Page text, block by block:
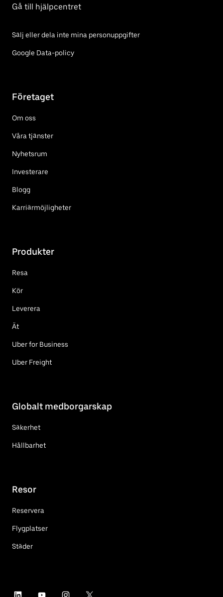
Gå till hjälpcentret
Sälj eller dela inte mina personuppgifter
Google Data-policy
Företaget
Om oss
Våra tjänster
Nyhetsrum
Investerare
Blogg
Karriärmöjligheter
Produkter
Resa
Kör
Leverera
Ät
Uber for Business
Uber Freight
Globalt medborgarskap
Säkerhet
Hållbarhet
Resor
Reservera
Flygplatser
Städer